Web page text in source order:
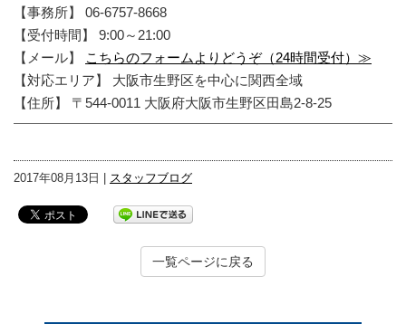
【事務所】 06-6757-8668
【受付時間】 9:00～21:00
【メール】
こちらのフォームよりどうぞ（24時間受付）≫
【対応エリア】 大阪市生野区を中心に関西全域
【住所】 〒544-0011 大阪府大阪市生野区田島2-8-25
2017年08月13日 | スタッフブログ
一覧ページに戻る